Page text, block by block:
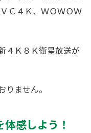
Ｃ４Ｋ、ＷＯＷＯＷ
４Ｋ８Ｋ衛星放送が
ません。
感しよう！